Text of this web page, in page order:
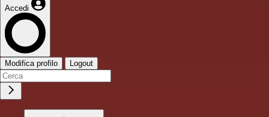
Accedi
Modifica profilo Logout